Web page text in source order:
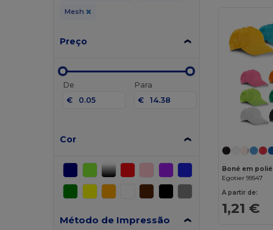
Mesh
Preço
De
€
Para
€
Cor
Método de Impressão
Boné em
Egotier 99547
A partir de:
1,21 €